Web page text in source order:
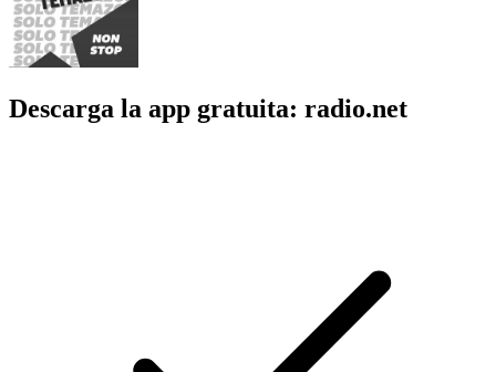
Descarga la app gratuita: radio.net